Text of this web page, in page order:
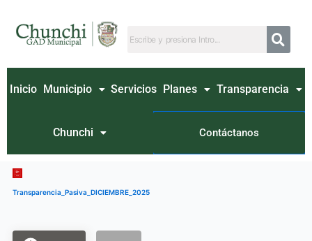
contenido
Inicio Municipio Servicios Planes Transparencia
Chunchi Contáctanos
Transparencia_Pasiva_DICIEMBRE_2025